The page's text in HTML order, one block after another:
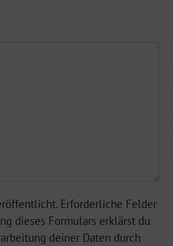
Erforderliche Felder
dieses Formulars erklärst du
deiner Daten durch